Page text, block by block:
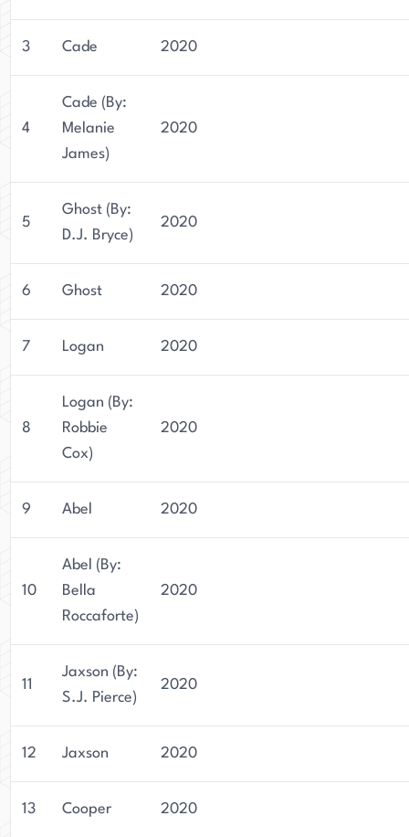
3 Cade 2020
4
Cade (By:
Melanie
James)
2020
5
Ghost (By:
D.J. Bryce)
2020
6 Ghost 2020
7 Logan 2020
8
Logan (By:
Robbie
Cox)
2020
9 Abel 2020
10
Abel (By:
Bella
Roccaforte)
2020
11
Jaxson (By:
S.J. Pierce)
2020
12 Jaxson 2020
13 Cooper 2020